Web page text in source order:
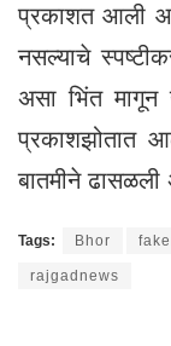
प्रकाशत आली
नसल्याचे
असा भिंत मागून
प्रकाशझोतात
बातमीने
Tags: Bhor
rajgadnews